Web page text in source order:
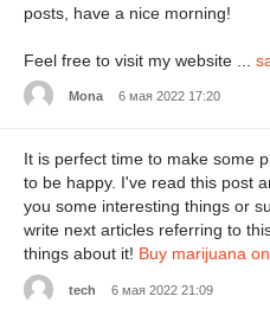
posts, have a nice morning!
Feel free to visit my website ...
Mona 6 мая 2022 17:20
It is perfect time to make some
to be happy. I've read this post
you some interesting things or
write next articles referring to
things about it! Buy marijuana
tech 6 мая 2022 21:09